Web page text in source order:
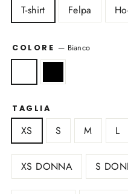
T-shirt Felpa
COLORE — Bianco
TAGLIA
XS S M L
XS DONNA S